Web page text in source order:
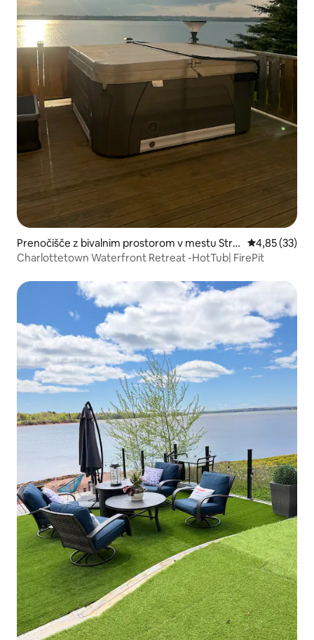
Prenočišče z bivalnim prostorom v mestu Stra
tford
Povprečna
4,85 (33)
Charlottetown Waterfront Retreat -HotTub| FirePit